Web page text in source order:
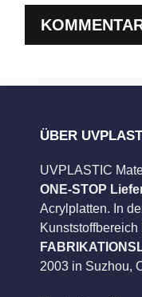
ÜBER
UVPLASTIC
ONE-STOP
Acrylplatten. In
Kunststoffbereich
2003 in Suzhou,